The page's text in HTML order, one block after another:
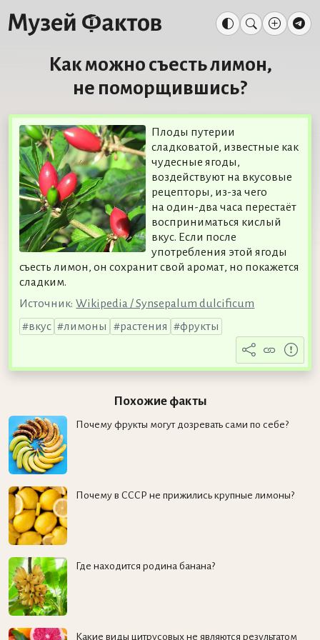
Как можно съесть лимон,
не поморщившись?
Плоды путерии
сладковатой, известные как
чудесные ягоды,
воздействуют на вкусовые
рецепторы, из-за чего
на один-два часа перестаёт
восприниматься кислый
вкус. Если после
употребления этой ягоды
съесть лимон, он сохранит свой аромат, но покажется
сладким.
Источник: Wikipedia / Synsepalum dulcificum
вкус
лимоны растения фрукты
Похожие факты
Почему фрукты могут дозревать сами по себе?
Почему в СССР не прижились крупные лимоны?
Где находится родина банана?
Какие виды цитрусовых не являются результатом